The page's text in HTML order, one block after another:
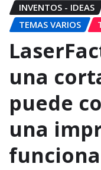
INVENTOS - IDEAS
TEMAS VARIOS
una
puede
una